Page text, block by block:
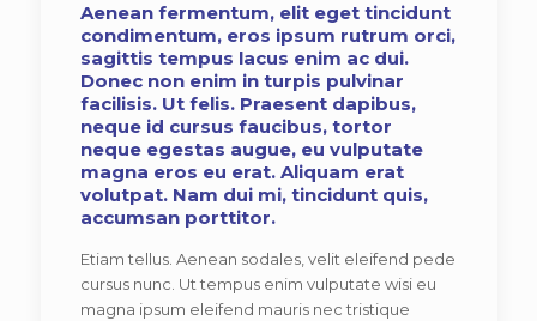
Aenean fermentum, elit eget tincidunt
condimentum, eros ipsum rutrum orci,
sagittis tempus lacus enim ac dui.
Donec non enim in turpis pulvinar
facilisis. Ut felis. Praesent dapibus,
neque id cursus faucibus, tortor
neque egestas augue, eu vulputate
magna eros eu erat. Aliquam erat
volutpat. Nam dui mi, tincidunt quis,
accumsan porttitor.
Etiam tellus. Aenean sodales, velit eleifend pede
cursus nunc. Ut tempus enim vulputate wisi eu
magna ipsum eleifend mauris nec tristique